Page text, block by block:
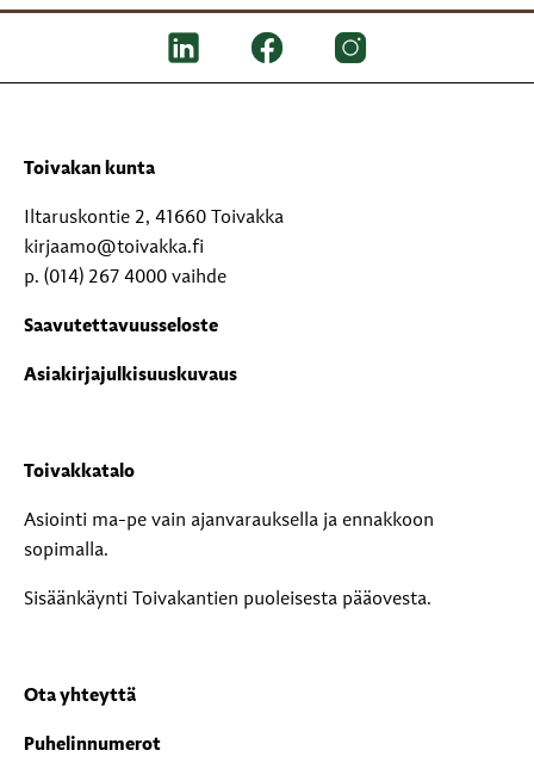
Toivakan kunta
Iltaruskontie 2, 41660 Toivakka
kirjaamo@toivakka.fi
p. (014) 267 4000 vaihde
Saavutettavuusseloste
Asiakirjajulkisuuskuvaus
Toivakkatalo
Asiointi ma-pe vain ajanvarauksella ja ennakkoon
sopimalla.
Sisäänkäynti Toivakantien puoleisesta pääovesta.
Ota yhteyttä
Puhelinnumerot